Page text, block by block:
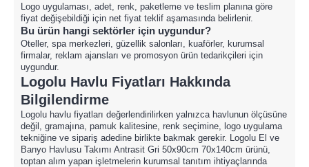
Logo uygulaması, adet, renk, paketleme ve teslim planına göre
fiyat değişebildiği için net fiyat teklif aşamasında belirlenir.
Bu ürün hangi sektörler için uygundur?
Oteller, spa merkezleri, güzellik salonları, kuaförler, kurumsal
firmalar, reklam ajansları ve promosyon ürün tedarikçileri için
uygundur.
Logolu Havlu Fiyatları Hakkında
Bilgilendirme
Logolu havlu fiyatları değerlendirilirken yalnızca havlunun ölçüsüne
değil, gramajına, pamuk kalitesine, renk seçimine, logo uygulama
tekniğine ve sipariş adedine birlikte bakmak gerekir. Logolu El ve
Banyo Havlusu Takımı Antrasit Gri 50x90cm 70x140cm ürünü,
toptan alım yapan işletmelerin kurumsal tanıtım ihtiyaçlarında